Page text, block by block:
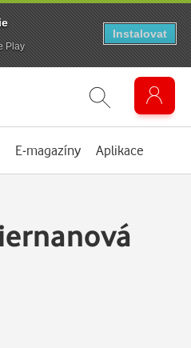
E-magazíny Aplikace
Play
Instalovat